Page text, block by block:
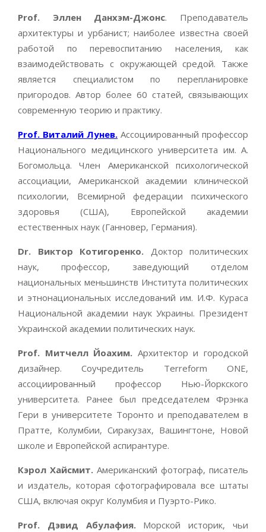
Prof. Эллен Данхэм-Джонс. Преподаватель
архитектуры и урбанист; наиболее известна своей
работой по перевоспитанию населения, как
взаимодействовать с окружающей средой. Также
является специалистом по перепланировке
пригородов. Автор более 60 статей, связывающих
современную теорию и практику.
Prof. Виталий Лунев. Ассоциированный профессор
Национального медицинского университета им. А.
Богомольца. Член Американской психологической
ассоциации, Американской академии клинической
психологии, Всемирной федерации психического
здоровья (США), Европейской академии
естественных наук (Ганновер, Германия).
Dr. Виктор Котигоренко. Доктор политических
наук, профессор, заведующий отделом
национальных меньшинств Института политических
и этнонациональных исследований им. И.Ф. Кураса
Национальной академии наук Украины. Президент
Украинской академии политических наук.
Prof. Митчелл Йоахим. Архитектор и городской
дизайнер. Соучредитель Terreform ONE,
ассоциированный профессор Нью-Йоркского
университета. Ранее был председателем Фрэнка
Гери в университете Торонто и преподавателем в
Пратте, Колумбии, Сиракузах, Вашингтоне, Новой
школе и Европейской аспирантуре.
Кэрол Хайсмит. Американский фотограф, писатель
и издатель, которая сфотографировала все штаты
США, включая округ Колумбия и Пуэрто-Рико.
Prof. Дэвид Абулафия.Морской историк, чьи